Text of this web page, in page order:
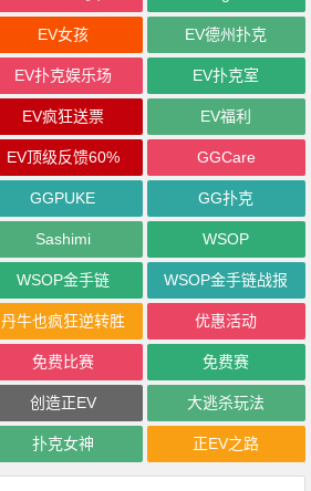
EV女孩 EV德州扑克
EV扑克娱乐场 EV扑克室
EV疯狂送票 EV福利
EV顶级反馈60% GGCare
GGPUKE GG扑克
Sashimi WSOP
WSOP金手链 WSOP金手链战报
丹牛也疯狂逆转胜 优惠活动
免费比赛 免费赛
创造正EV 大逃杀玩法
扑克女神 正EV之路